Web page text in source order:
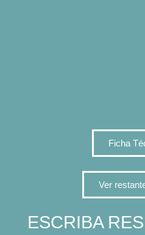
Ficha
Ver
ESCRIBA